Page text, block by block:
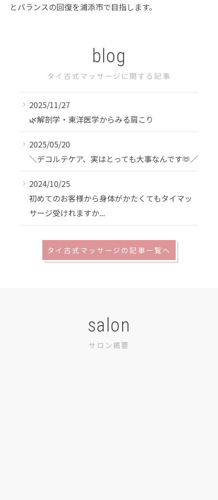
とバランスの回復を浦添市で目指します。
blog
タイ古式マッサージに関する記事
2025/11/27
🌿解剖学・東洋医学からみる肩こり
2025/05/20
＼デコルテケア、実はとっても大事なんです🫶／
2024/10/25
初めてのお客様から身体がかたくてもタイマッ
サージ受けれますか...
タイ古式マッサージの記事一覧へ
サロン概要
salon